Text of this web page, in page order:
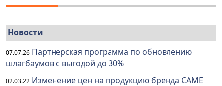
Новости
07.07.26 Партнерская программа по обновлению
шлагбаумов с выгодой до 30%
02.03.22 Изменение цен на продукцию бренда CAME